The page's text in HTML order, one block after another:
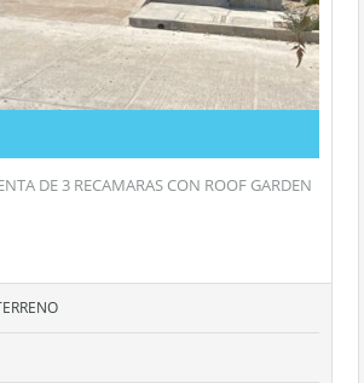
DE 3 RECAMARAS CON ROOF GARDEN